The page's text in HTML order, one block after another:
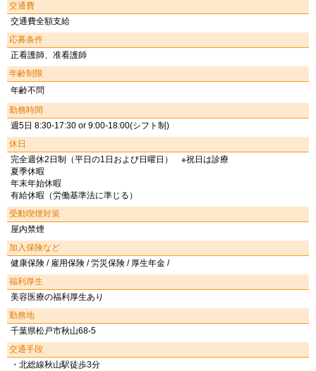
交通費
交通費全額支給
応募条件
正看護師、准看護師
年齢制限
年齢不問
勤務時間
週5日 8:30-17:30 or 9:00-18:00(シフト制)
休日
完全週休2日制（平日の1日および日曜日） ※祝日は診療
夏季休暇
年末年始休暇
有給休暇（労働基準法に準じる）
受動喫煙対策
屋内禁煙
加入保険など
健康保険 / 雇用保険 / 労災保険 / 厚生年金 /
福利厚生
美容医療の福利厚生あり
勤務地
千葉県松戸市秋山68-5
交通手段
・北総線秋山駅徒歩3分